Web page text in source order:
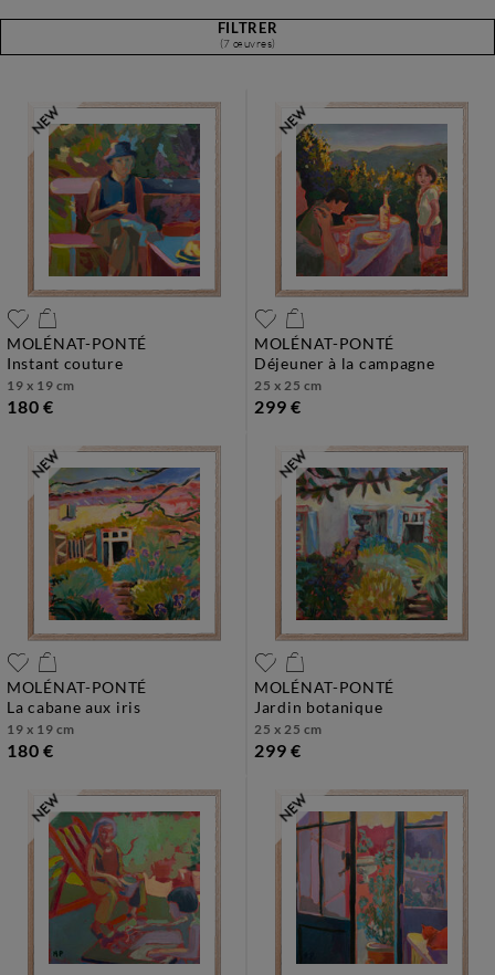
FILTRER
(7 œuvres)
MOLÉNAT-PONTÉ
instant couture
19 x 19 cm
180 €
MOLÉNAT-PONTÉ
déjeuner à la campagne
25 x 25 cm
299 €
MOLÉNAT-PONTÉ
la cabane aux iris
19 x 19 cm
180 €
MOLÉNAT-PONTÉ
jardin botanique
25 x 25 cm
299 €